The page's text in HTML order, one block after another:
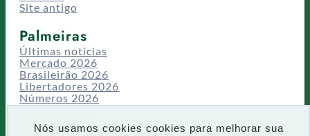
Nós usamos cookies cookies para melhorar sua
Site antigo
Palmeiras
Últimas notícias
Mercado 2026
Brasileirão 2026
Libertadores 2026
Números 2026
Campeonatos
Temporadas
CT/Centro de Excelência